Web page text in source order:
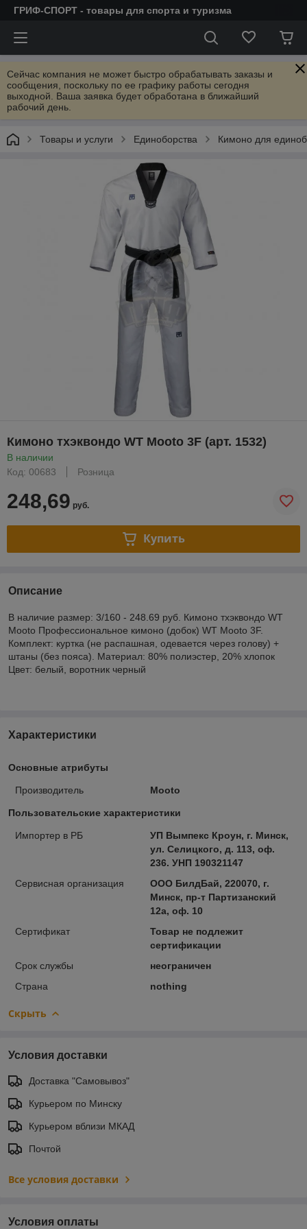
ГРИФ-СПОРТ - товары для спорта и туризма
Сейчас компания не может быстро обрабатывать заказы и
сообщения, поскольку по ее графику работы сегодня
выходной. Ваша заявка будет обработана в ближайший
рабочий день.
Товары и услуги Единоборства Кимоно для
Кимоно тхэквондо WT Mooto 3F (арт. 1532)
В наличии
Код: 00683
Розница
248,69 руб.
Купить
Описание
В наличие размер: 3/160 - 248.69 руб. Кимоно тхэквондо WT
Mooto Профессиональное кимоно (добок) WT Mooto 3F.
Комплект: куртка (не распашная, одевается через голову) +
штаны (без пояса). Материал: 80% полиэстер, 20% хлопок
Цвет: белый, воротник черный
Характеристики
Основные атрибуты
Производитель Mooto
Пользовательские характеристики
Импортер в РБ
УП Вымпекс Кроун, г. Минск,
ул. Селицкого, д. 113, оф.
236. УНП 190321147
Сервисная организация
ООО БилдБай, 220070, г.
Минск, пр-т Партизанский
12а, оф. 10
Сертификат
Товар не подлежит
сертификации
Срок службы
неограничен
Страна
nothing
Скрыть
Условия доставки
Доставка "Самовывоз"
Курьером по Минску
Курьером вблизи МКАД
Почтой
Все условия доставки
Условия оплаты